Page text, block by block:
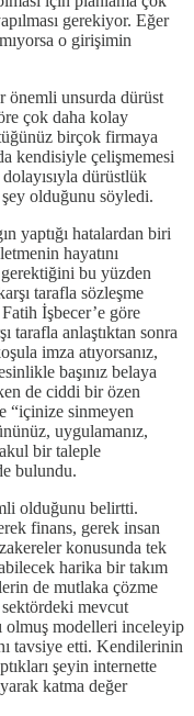
gerekiyor. Eğer
o girişimin
önemli unsurda dürüst
çok daha kolay
birçok firmaya
kendisiyle çelişmemesi
dürüstlük
olduğunu söyledi.
yaptığı hatalardan biri
hayatını
bu yüzden
tarafla sözleşme
İşbecer’e göre
tarafla anlaştıktan sonra
imza atıyorsanız,
başınız belaya
de ciddi bir özen
“içinize sinmeyen
uygulamanız,
bir taleple
bulundu.
olduğunu belirtti.
finans, gerek insan
konusunda tek
harika bir takım
de mutlaka çözme
mevcut
olmuş modelleri inceleyip
tavsiye etti. Kendilerinin
şeyin internette
katma değer